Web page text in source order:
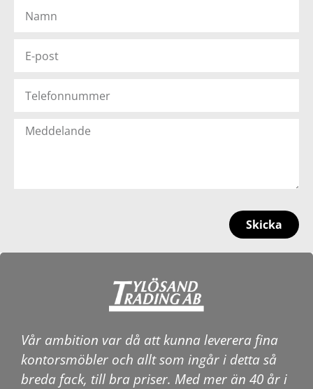
Skicka
Vår ambition var då att kunna leverera fina
kontorsmöbler och allt som ingår i detta så
breda fack, till bra priser. Med mer än 40 år i